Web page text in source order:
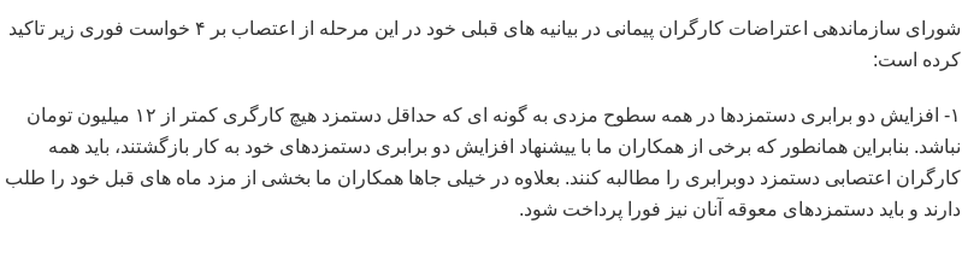
شورای سازماندهی اعتراضات کارگران پیمانی در بیانیه های قبلی خود در این مرحله از اعتصاب بر ۴ خواست فوری زیر تاکید
کرده است:
١- افزایش دو برابری دستمزدها در همه سطوح مزدی به گونه ای که حداقل دستمزد هیچ کارگری کمتر از ١٢ میلیون تومان
نباشد. بنابراین همانطور که برخی از همکاران ما با ییشنهاد افزایش دو برابری دستمزدهای خود به کار بازگشتند، باید همه
کارگران اعتصابی دستمزد دوبرابری را مطالبه کنند. بعلاوه در خیلی جاها همکاران ما بخشی از مزد ماه های قبل خود را طلب
دارند و باید دستمزدهای معوقه آنان نیز فورا پرداخت شود.